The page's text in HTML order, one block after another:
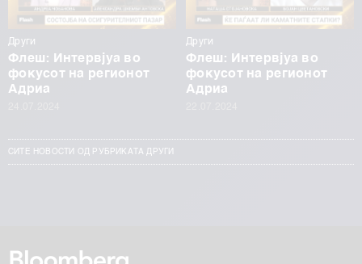
Други
Флеш: Интервјуа во
фокусот на регионот
Адриа
Други
Флеш: Интервјуа во
фокусот на регионот
Адриа
СИТЕ НОВОСТИ ОД РУБРИКАТА ДРУГИ